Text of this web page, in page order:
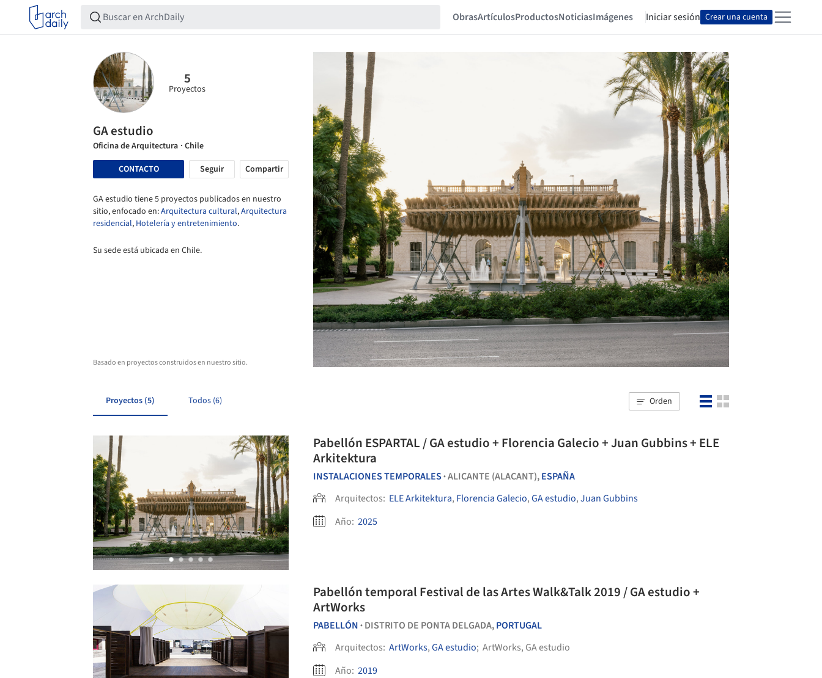
ObrasArtículosProductosNoticiasImágenes Iniciar sesión Crear una cuenta
5
Proyectos
GA estudio
Oficina de Arquitectura · Chile
CONTACTO
Seguir Compartir
GA estudio tiene 5 proyectos publicados en nuestro
sitio, enfocado en:Arquitectura cultural,Arquitectura
residencial, Hotelería y entretenimiento.
Su sede está ubicada en Chile.
Basado en proyectos construidos en nuestro sitio.
Proyectos (5) Todos (6) Orden
Pabellón ESPARTAL / GA estudio + Florencia Galecio + Juan Gubbins + ELE
Arkitektura
INSTALACIONES TEMPORALES •ALICANTE (ALACANT),ESPAÑA
Arquitectos: ELE Arkitektura, Florencia Galecio,GA estudio,Juan Gubbins
Año: 2025
Pabellón temporal Festival de las Artes Walk&Talk 2019 / GA estudio +
ArtWorks
PABELLÓN • DISTRITO DE PONTA DELGADA,PORTUGAL
Arquitectos: ArtWorks,GA estudio; ArtWorks, GA estudio
Año: 2019